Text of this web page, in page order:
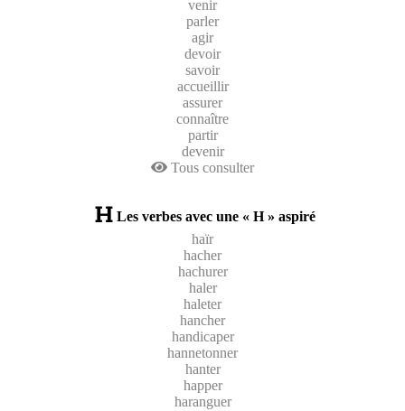
venir
parler
agir
devoir
savoir
accueillir
assurer
connaître
partir
devenir
Tous consulter
Les verbes avec une « H » aspiré
haïr
hacher
hachurer
haler
haleter
hancher
handicaper
hannetonner
hanter
happer
haranguer